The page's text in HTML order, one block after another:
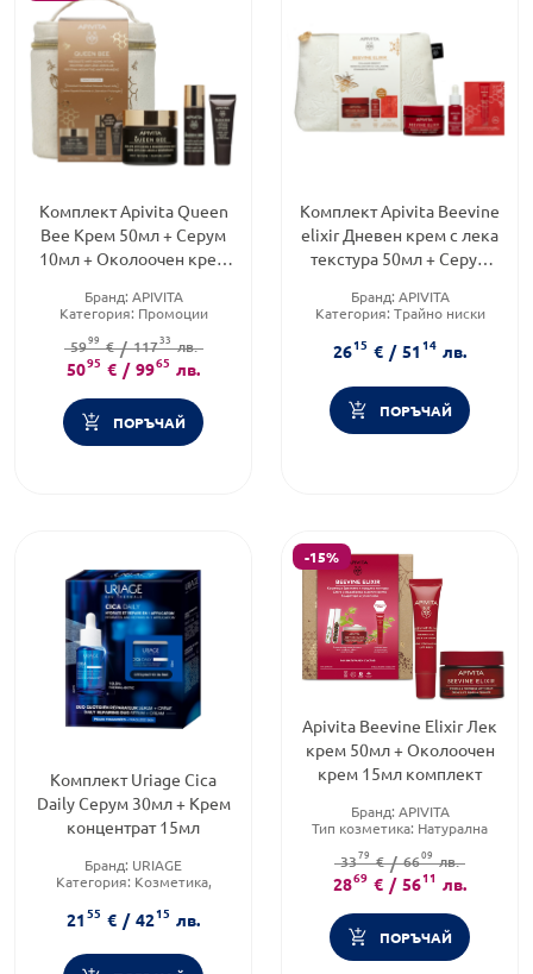
Комплект Apivita Queen
Bee Крем 50мл + Серум
10мл + Околоочен крем
Бранд: APIVITA
Категория: Промоции
комплект
5999€ / 11733лв.
5095 € / 9965 лв.
ПОРЪЧАЙ
Комплект Apivita Beevine
elixir Дневен крем с лека
текстура 50мл + Серум
контур
Бранд: APIVITA
Категория: Трайно ниски
Форма на продукта:
комплект
2615 € / 5114 лв.
ПОРЪЧАЙ
Комплект Uriage Cica
Daily Серум 30мл + Крем
концентрат 15мл
Бранд: URIAGE
Категория: Козметика,
Форма на продукта:
комплект
2155 € / 4215 лв.
-15%
Apivita Beevine Elixir Лек
крем 50мл + Околоочен
крем 15мл комплект
Бранд: APIVITA
Тип козметика: Натурална
Функционалност:Антиейдж
3379 € / 6609 лв.
2869 € / 5611 лв.
ПОРЪЧАЙ
Абонирай се!
Вземи промокод за -10%
Име:
E-mail:
Пол